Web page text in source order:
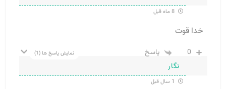
8 ماه قبل
خدا قوت
0 پاسخ نمایش پاسخ ها(1)
نگار